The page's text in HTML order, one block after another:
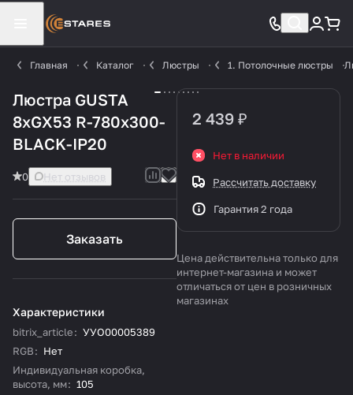
Главная Каталог Люстры 1. Потолочные люстры
Люстра GUSTA
8xGX53 R-780x300-
BLACK-IP20
0 Нет отзывов
Заказать
Характеристики
bitrix_article: УУО00005389
RGB: Нет
Индивидуальная коробка,
высота, мм: 105
2 439 ₽
Нет в наличии
Рассчитать доставку
Гарантия 2 года
Цена действительна только для
интернет-магазина и может
отличаться от цен в розничных
магазинах